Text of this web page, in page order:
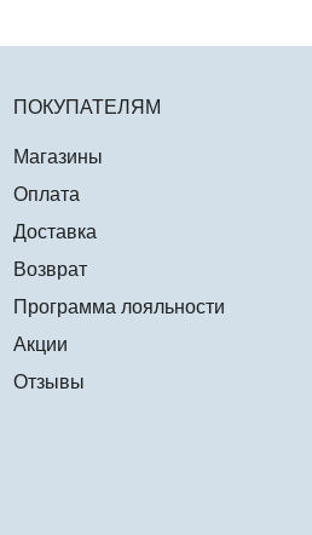
ПОКУПАТЕЛЯМ
Магазины
Оплата
Доставка
Возврат
Программа лояльности
Акции
Отзывы